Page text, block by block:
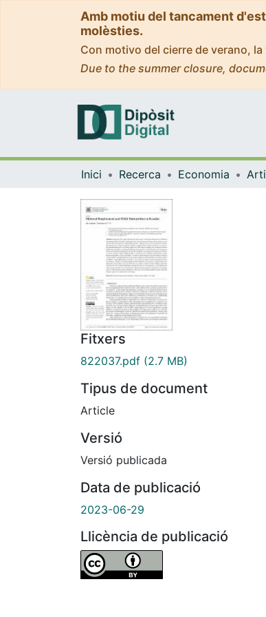
Amb motiu del tancament
molèsties.
Con motivo del cierre de verano,
Due to the summer closure,
Inici Recerca Economia
Fitxers
822037.pdf (2.7 MB)
Tipus de document
Article
Versió
Versió publicada
Data de publicació
2023-06-29
Llicència de publicació